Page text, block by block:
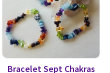
Bracelet Sept Chakras